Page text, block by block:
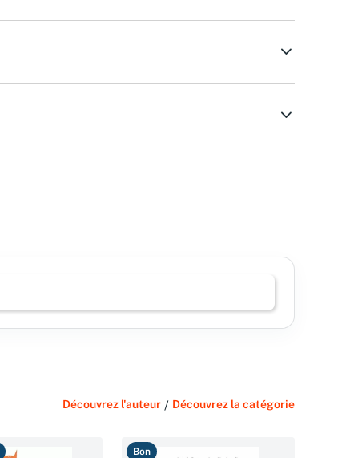
Découvrez l'auteur / Découvrez la catégorie
Bon